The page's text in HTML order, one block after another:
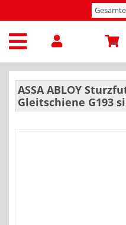
ASSA ABLOY
Gleitschiene G193